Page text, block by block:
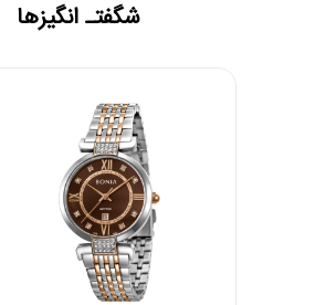
شگفتـ انگیزها